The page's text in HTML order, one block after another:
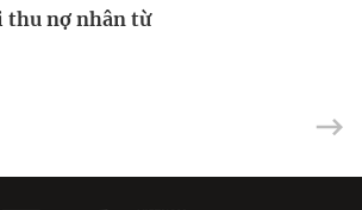
thu nợ nhân từ
Les Wexner kiếm được 800 triệu
AI Baichuan huy động thành